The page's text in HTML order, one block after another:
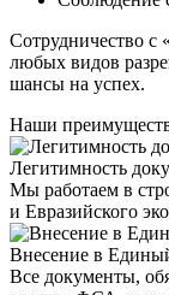
Сотрудничество с
любых видов
шансы на успех.
Наши
Легитимность
Мы работаем в
и Евразийского
Внесение в
Все документы,